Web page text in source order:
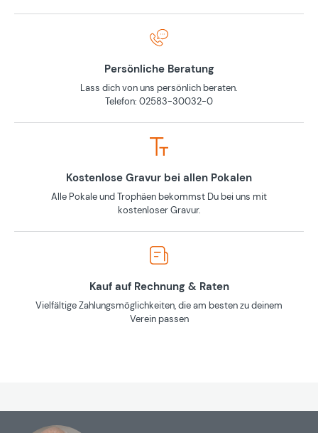
Persönliche Beratung
Lass dich von uns persönlich beraten.
Telefon: 02583-30032-0
Kostenlose Gravur bei allen Pokalen
Alle Pokale und Trophäen bekommst Du bei uns mit
kostenloser Gravur.
Kauf auf Rechnung & Raten
Vielfältige Zahlungsmöglichkeiten, die am besten zu deinem
Verein passen